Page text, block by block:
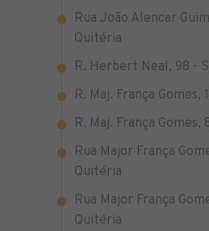
Rua João Alencar
Quitéria
R. Herbert Neal, 98 -
R. Maj. França
R. Maj. França
Rua Major França
Quitéria
Rua Major França
Quitéria